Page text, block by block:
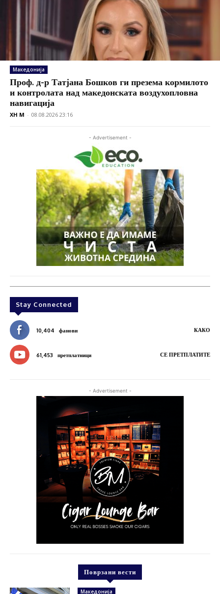
Македонија
Проф. д-р Татјана Бошков ги презема кормилото
и контролата над македонската воздухопловна
навигација
XH M - 08.08.2026 23:16
- Advertisement -
Stay Connected
10,404 фанови КАКО
61,453 претплатници СЕ ПРЕТПЛАТИТЕ
- Advertisement -
Поврзани вести
Македонија